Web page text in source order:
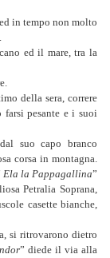
in tempo non molto
ed il mare, tra la
della sera, correre
pesante e i suoi
suo capo branco
corsa in montagna.
Ela la Pappagallina”
Petralia Soprana,
casette bianche,
si ritrovarono dietro
” diede il via alla